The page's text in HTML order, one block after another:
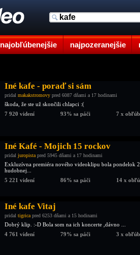
najobľúbenejšie najpozeranejšie
Iné kafe - poraď si sám
pridal makakstromovy pred 6087 dňami a 17 hodinami
škoda, že ste už skončili chlapci :(
7 920 videní
93% sa páči 7 x
Iné Kafé - Mojich 15 rockov
pridal juropista pred 5945 dňami a 17 hodinami
Exkluzívna premiéra nového videoklipu bola pondelok
hudobnej...
5 221 videní
86% sa páči 14 x
Iné kafe Vitaj
pridal tigrica pred 6253 dňami a 15 hodinami
Dobrý klip. :-D Bola som na ich koncerte ,dávno ...
4 761 videní
79% sa páči 3 x